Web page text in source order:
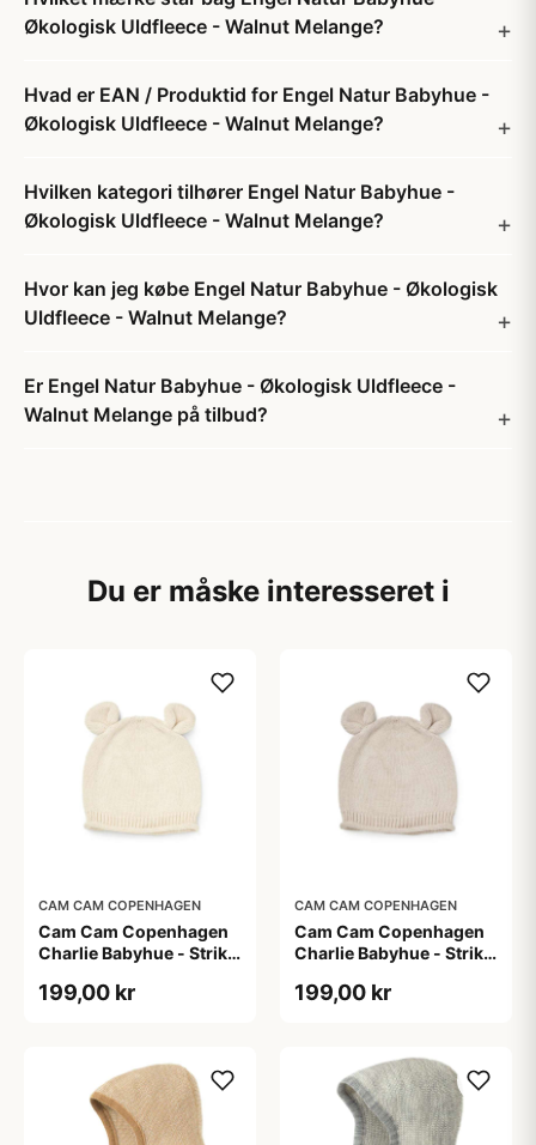
Økologisk Uldfleece - Walnut Melange?
Hvad er EAN / Produktid for Engel Natur Babyhue -
Økologisk Uldfleece - Walnut Melange?
Hvilken kategori tilhører Engel Natur Babyhue -
Økologisk Uldfleece - Walnut Melange?
Hvor kan jeg købe Engel Natur Babyhue - Økologisk
Uldfleece - Walnut Melange?
Er Engel Natur Babyhue - Økologisk Uldfleece -
Walnut Melange på tilbud?
Du er måske interesseret i
CAM CAM COPENHAGEN
Cam Cam Copenhagen
Charlie Babyhue - Strik -
199,00 kr
CAM CAM COPENHAGEN
Cam Cam Copenhagen
Charlie Babyhue - Strik -
199,00 kr